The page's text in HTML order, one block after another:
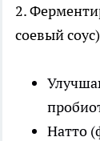
2.
соевый соус)
Натто